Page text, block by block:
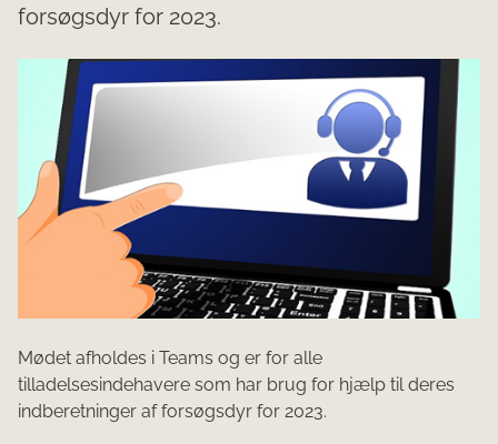
forsøgsdyr for 2023.
Mødet afholdes i Teams og er for alle
tilladelsesindehavere som har brug for hjælp til deres
indberetninger af forsøgsdyr for 2023.